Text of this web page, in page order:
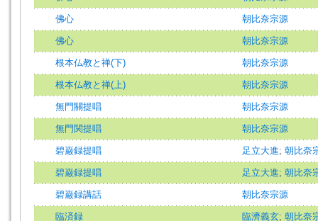
佛心 朝比奈宗源
佛心 朝比奈宗源
根本仏教と禅(下) 朝比奈宗源
根本仏教と禅(上) 朝比奈宗源
無門關提唱 朝比奈宗源
無門関提唱 朝比奈宗源
碧巌録提唱 足立大進; 朝比奈
碧巌録提唱 足立大進; 朝比奈
碧巌録講話 朝比奈宗源
臨済録 臨濟義玄; 朝比奈